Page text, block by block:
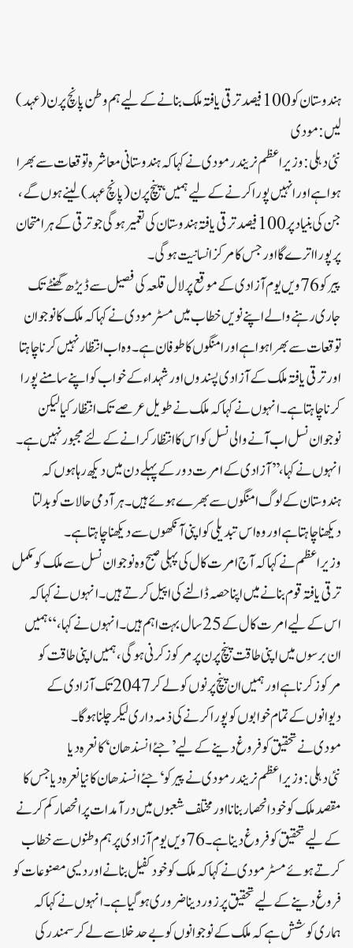
ہندوستان کو 100 فیصد ترقی یافتہ ملک بنانے کے لیے ہم وطن پانچ پرن (عہد)
لیں: مودی
نئی دہلی: وزیر اعظم نریندر مودی نے کہا کہ ہندوستانی معاشرہ توقعات سے بھرا
ہوا ہے اور انہیں پورا کرنے کے لیے ہمیں ‘پنچ پرن (پانچ عہد) لینے ہوں گے،
جن کی بنیاد پر 100 فیصد ترقی یافتہ ہندوستان کی تعمیر ہوگی جو ترقی کے ہر امتحان
پر پورا اترے گا اور جس کا مرکز انسانیت ہو گی۔
پیر کو 76 ویں یوم آزادی کے موقع پر لال قلعہ کی فصیل سے ڈیڑھ گھنٹے تک
جاری رہنے والے اپنے نویں خطاب میں مسٹر مودی نے کہا کہ ملک کا نوجوان
توقعات سے بھرا ہوا ہے اور امنگوں کا طوفان ہے۔ وہ اب انتظار نہیں کرنا چاہتا
اور ترقی یافتہ ملک کے آزادی پسندوں اور شہداء کے خواب کو اپنے سامنے پورا
کرنا چاہتا ہے۔ انہوں نے کہا کہ ملک نے طویل عرصے تک انتظار کیا لیکن
نوجوان نسل اب آنے والی نسل کو اس کا انتظار کرانے کے لئے مجبور نہیں ہے۔
انہوں نے کہا، ’’آزادی کے امرت دور کے پہلے دن میں دیکھ رہا ہوں کہ
ہندوستان کے لوگ امنگوں سے بھرے ہوئے ہیں۔ ہر آدمی حالات کو بدلتا
دیکھنا چاہتا ہے اور وہ اس تبدیلی کو اپنی آنکھوں سے دیکھنا چاہتا ہے۔
وزیر اعظم نے کہا کہ آج امرت کال کی پہلی صبح وہ نوجوان نسل سے ملک کو مکمل
ترقی یافتہ قوم بنانے میں اپنا حصہ ڈالنے کی اپیل کرتے ہیں۔ انہوں نے کہا کہ
اس کے لیے امرت کال کے 25 سال بہت اہم ہیں۔ انہوں نے کہا، “ہمیں
ان برسوں میں اپنی طاقت پنچ پرن پر مرکوز کرنی ہوگی، ہمیں اپنی طاقت کو
مرکوز کرنا ہے اور ہمیں ان پنچ پرنوں کو لے کر 2047 تک آزادی کے
دیوانوں کے تمام خوابوں کو پورا کرنے کی ذمہ داری لیکر چلنا ہوگا۔
مودی نے تحقیق کو فروغ دینے کے لیے ’جئے انسندھان‘ کا نعرہ دیا
نئی دہلی:وزیر اعظم نریندر مودی نے پیر کو ‘جئے انسندھان کا نیا نعرہ دیا جس کا
مقصد ملک کو خود انحصار بنانا اور مختلف شعبوں میں درآمدات پر انحصار کم کرنے
کے لیے تحقیق کو فروغ دینا ہے۔76 ویں یوم آزادی پر ہم وطنوں سے خطاب
کرتے ہوئے مسٹر مودی نے کہا کہ ملک کو خود کفیل بنانے اور دیسی مصنوعات کو
فروغ دینے کے لیے تحقیق پر زور دینا ضروری ہو گیا ہے۔انہوں نے کہا کہ
ہماری کوشش ہے کہ ملک کے نوجوانوں کو بے حد خلا سے لے کر سمندر کی